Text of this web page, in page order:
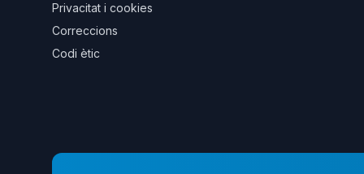
Privacitat i cookies
Correccions
Codi ètic